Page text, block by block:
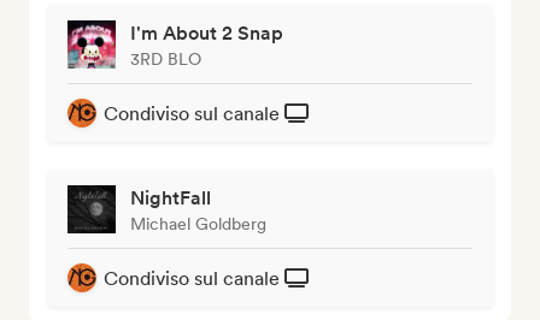
I'm About 2 Snap
3RD BLO
Condiviso sul canale
NightFall
Michael Goldberg
Condiviso sul canale